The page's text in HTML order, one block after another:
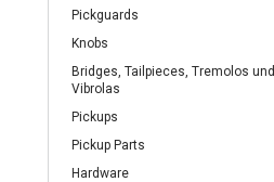
Pickguards
Knobs
Bridges, Tailpieces, Tremolos und
Vibrolas
Pickups
Pickup Parts
Hardware